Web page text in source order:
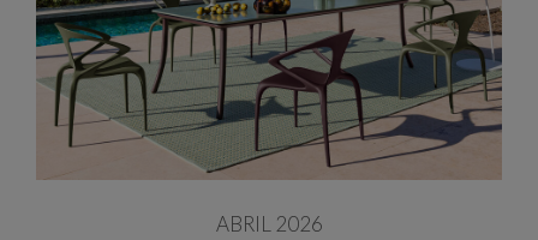
ABRIL 2026